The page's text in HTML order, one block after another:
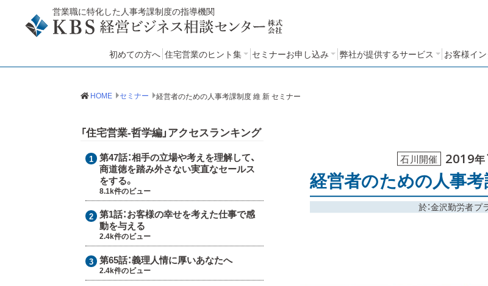
営業職に特化した人事考課制度の指導機関
初めての方へ 住宅営業のヒント集
住宅営業のヒント集：哲学編
住宅営業のヒント集：手法編
住宅営業のヒント集：知見編
セミナーお申し込み
セミナーアンケート
弊社が提供するサービス
コンサルティングの基本方
STEP１：売れるノウハウ・人
STEP２：営業ノウハウブッ
STEP３：営業考課制度の設
お客様イ
HOME セミナー 経営者のための人事考課制度 維 新 セミナー
石川開催 2019年
経営者のための人事
於：金沢勤労者
「住宅営業-哲学編」アクセスランキング
第47話：相手の立場や考えを理解して、
商道徳を踏み外さない実直なセールス
をする。
8.1k件のビュー
第1話：お客様の幸せを考えた仕事で感
動を与える
2.4k件のビュー
第65話：義理人情に厚いあなたへ
2.4k件のビュー